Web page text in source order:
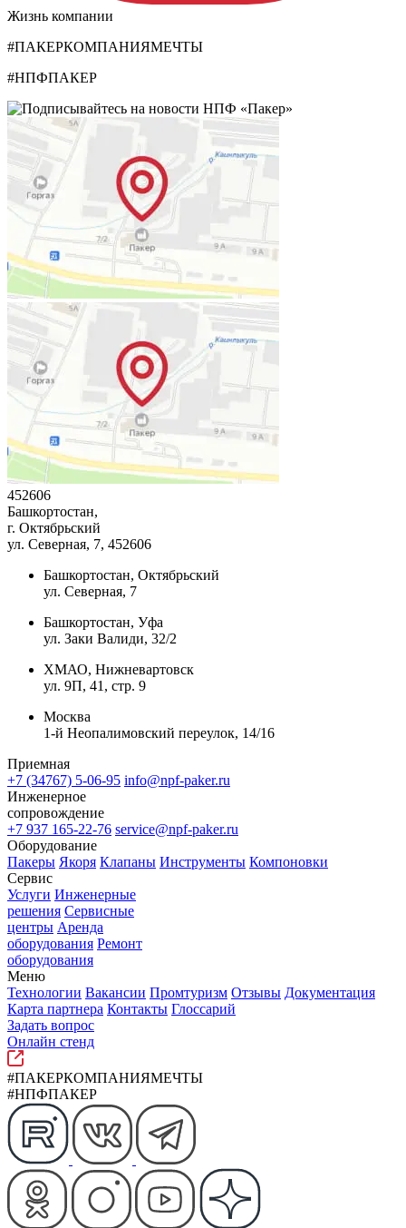
Жизнь компании
#ПАКЕРКОМПАНИЯМЕЧТЫ
#НПФПАКЕР
452606
Башкортостан,
г. Октябрьский
ул. Северная, 7, 452606
Башкортостан, Октябрьский
ул. Северная, 7
Башкортостан, Уфа
ул. Заки Валиди, 32/2
ХМАО, Нижневартовск
ул. 9П, 41, стр. 9
Москва
1-й Неопалимовский переулок, 14/16
Приемная
+7 (34767) 5-06-95 info@npf-paker.ru
Инженерное
сопровождение
+7 937 165-22-76 service@npf-paker.ru
Оборудование
Пакеры Якоря Клапаны Инструменты Компоновки
Сервис
Услуги Инженерные
решения Сервисные
центры Аренда
оборудования Ремонт
оборудования
Меню
Технологии Вакансии Промтуризм Отзывы Документация
Карта партнера Контакты Глоссарий
Задать вопрос
Онлайн стенд
#ПАКЕРКОМПАНИЯМЕЧТЫ
#НПФПАКЕР